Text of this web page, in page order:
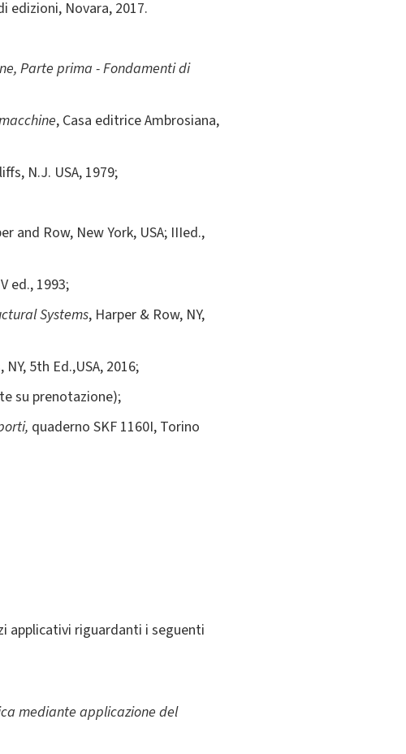
edizioni, Novara, 2017.
Parte prima - Fondamenti di
, Casa editrice Ambrosiana,
N.J. USA, 1979;
and Row, New York, USA; IIIed.,
ed., 1993;
Systems, Harper & Row, NY,
5th Ed.,USA, 2016;
su prenotazione);
quaderno SKF 1160I, Torino
applicativi riguardanti i seguenti
mediante applicazione del